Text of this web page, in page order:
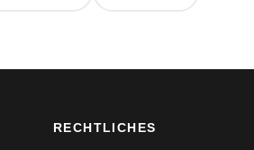
RECHTLICHES